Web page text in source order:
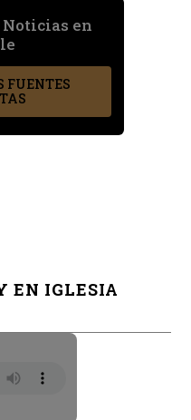
en
FUENTES
EN IGLESIA